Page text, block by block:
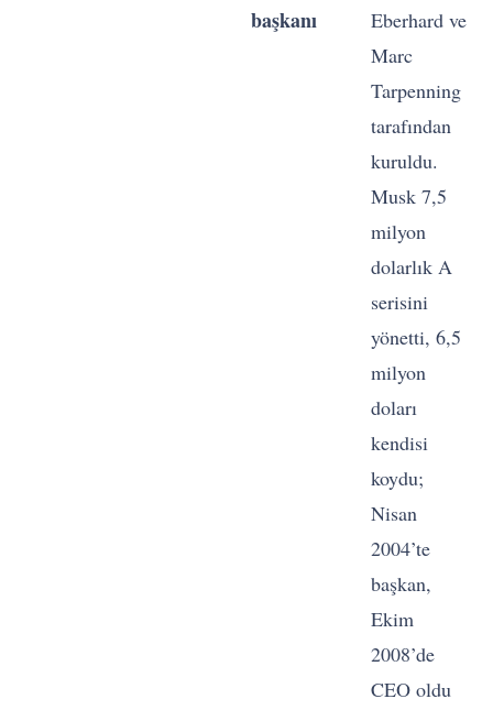
başkanı
Eberhard ve
Marc
Tarpenning
tarafından
kuruldu.
Musk 7,5
milyon
dolarlık A
serisini
yönetti, 6,5
milyon
doları
kendisi
koydu;
Nisan
2004’te
başkan,
Ekim
2008’de
CEO oldu